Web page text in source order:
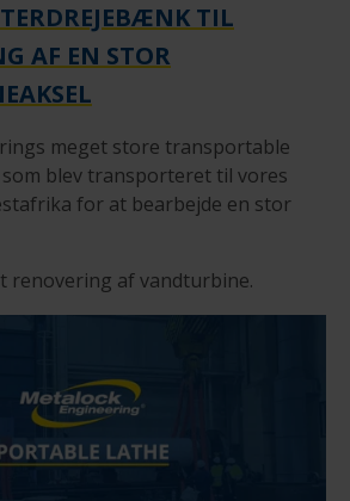
TIL
AF EN STOR
meget store transportable
blev transporteret til vores
for at bearbejde en stor
renovering af vandturbine.